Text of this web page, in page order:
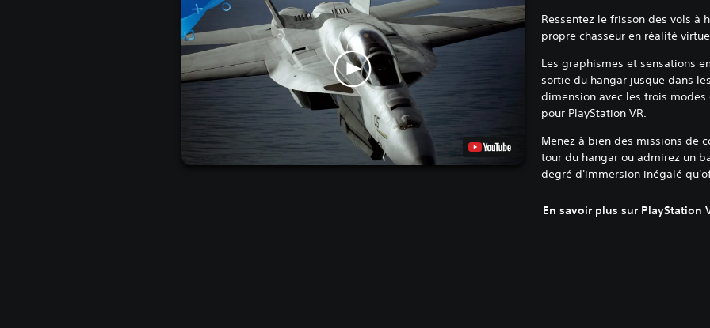
Ressentez le frisson des vols à
propre chasseur en réalité
Les graphismes et sensations
sortie du hangar jusque dans
dimension avec les trois
pour PlayStation VR.
Menez à bien des missions de
tour du hangar ou admirez un
degré d'immersion inégalé
En savoir plus sur PlayStation